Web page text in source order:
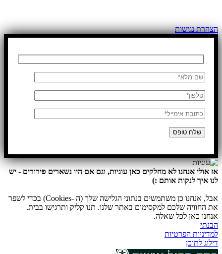
הצהרת נגישות
אז אולי אנחנו לא מחלקים כאן עוגיות, וגם אם היו נשארים פירורים - יש
לנו איך לנקות אותם :)
אבל, אנחנו כן משתמשים בנתוני הגלישה שלך (ה -Cookies) בכדי לשפר
את החוויה שלכם למקסימום באתר שלנו. תנו קליק ותרגישו בבית.
אנחנו כאן לכל שאלה.
הבנתי
למדיניות הפרטיות
דילוג לתוכן